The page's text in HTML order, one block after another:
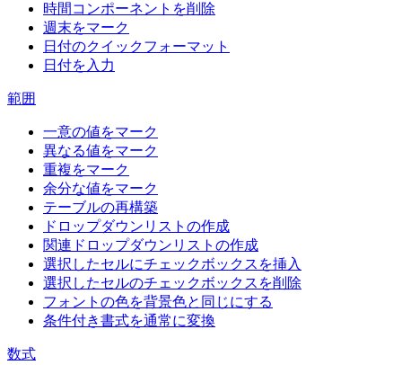
時間コンポーネントを削除
週末をマーク
日付のクイックフォーマット
日付を入力
範囲
一意の値をマーク
異なる値をマーク
重複をマーク
余分な値をマーク
テーブルの再構築
ドロップダウンリストの作成
関連ドロップダウンリストの作成
選択したセルにチェックボックスを挿入
選択したセルのチェックボックスを削除
フォントの色を背景色と同じにする
条件付き書式を通常に変換
数式